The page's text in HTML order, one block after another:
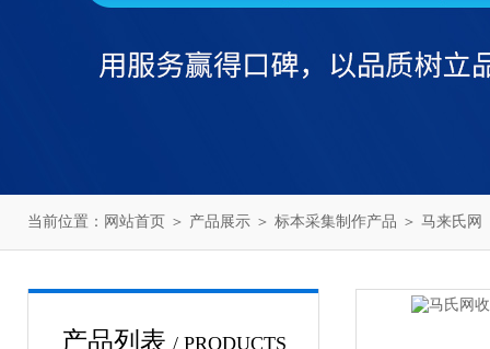
当前位置： 网站首页 ＞ 产品展示 ＞ 标本采集制作产品 ＞ 马来氏网
产品列表 / PRODUCTS